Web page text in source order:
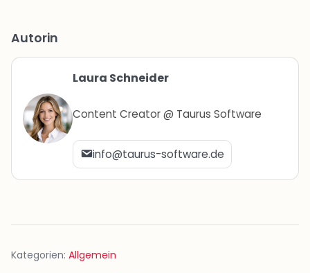
Autorin
Laura Schneider
Content Creator @ Taurus Software
info@taurus-software.de
Kategorien: Allgemein